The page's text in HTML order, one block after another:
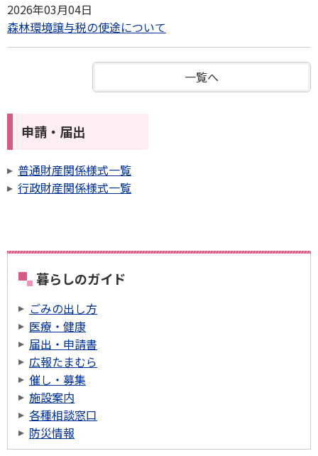
2026年03月04日
森林環境譲与税の使途について
一覧へ
申請・届出
普通財産関係様式一覧
行政財産関係様式一覧
暮らしのガイド
ごみの出し方
医療・健康
届出・申請書
広報たまむら
催し・募集
施設案内
各種相談窓口
防災情報